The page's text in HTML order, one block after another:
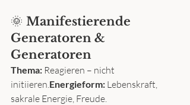
🌞 Manifestierende
Generatoren &
Generatoren
Thema: Reagieren – nicht
initiieren.Energieform: Lebenskraft,
sakrale Energie, Freude.